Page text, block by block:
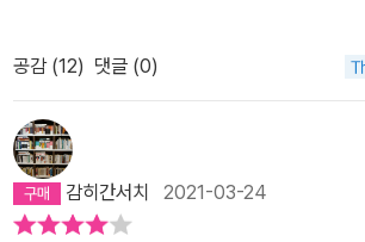
텀은 이제 그 연료였던 감정이 없어도 더욱더
갈 뿐, 결코 멈출 수 없다. 그 모멘텀에 연결된
의 끝에 말려져 걸려있는 운명마저도 멈출 수
는 자신에게 두 에이해브가 있다 했던가.어제의
었고 알 수도 없는 이유로 사라지고 내몰리어 목
이 방랑하는 이슈메일은, 동력을 지속시킬 연료
끝까지 읽은면잘 읽었다고 생각될듯웬만한 책
이건 사놓고 한달넘게 걸려 다 읽는 인간승리다!!
했다가 죽음에 이른다는 이야기였습니다. 아시
그 <백경>의 원제목은 <모비딕>입니다. 이제부
같은 이야기죠. <상실의 시대>와 <노르웨이
백경>과 <모비 딕>은 같은 이야기입니다. 오
요, <모비 딕>을 읽는 건 망망대해 어딘가를 헤
을 쫓던 피쿼드호의 선원들이 느꼈을 막연하고
공감 (12) 댓글 (0)
감히간서치 2021-03-24